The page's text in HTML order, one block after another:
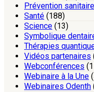
Prévention sanitaire
Santé (188)
Science (13)
Symbolique
Thérapies
Vidéos partenaires
Webconférences
Webinaire à la Une
Webinaires Odenth